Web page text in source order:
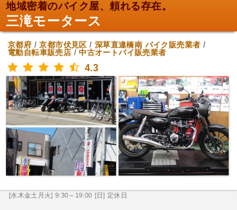
地域密着のバイク屋、頼れる存在。
三滝モータース
京都府 /京都市伏見区 / 深草直違橋南 バイク販売業者 /
電動自転車販売店 /中古オートバイ販売業者
4.3
[水木金土月火] 9:30～19:00 [日] 定休日